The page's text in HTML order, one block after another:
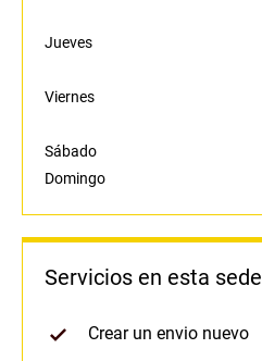
Jueves
Viernes
Sábado
Domingo
Servicios en esta sede
Crear un envio nuevo